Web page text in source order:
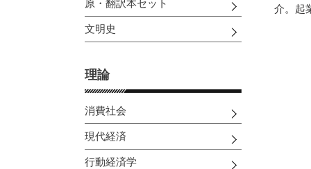
原・翻訳本セット
文明史
理論
消費社会
現代経済
行動経済学
介。起